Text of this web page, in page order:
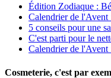
Édition Zodiaque :
Calendrier de l'Avent
5 conseils pour une
C'est parti pour le
Calendrier de l'Avent
Cosmeterie, c'est par